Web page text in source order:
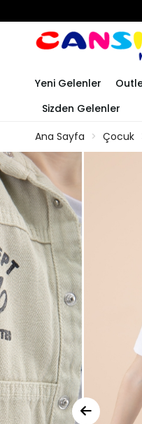
Yeni Gelenler
Sizden Gelenler
Ana Sayfa
Çocuk